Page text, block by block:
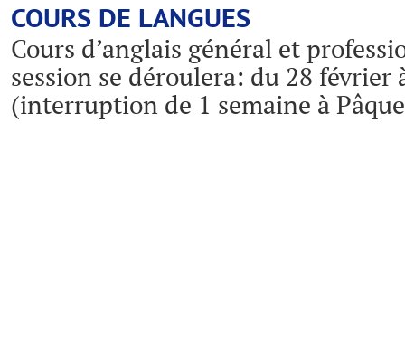
COURS DE LANGUES
Cours d’anglais général et
session se déroulera: du 28
(interruption de 1 semaine à